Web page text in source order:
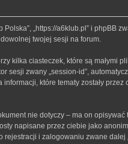
„https://a6klub.pl” i phpBB
dowolnej twojej sesji na forum.
kilka ciasteczek, które są małymi
sesji zwany „session-id”,
które tematy zostały przez
nie dotyczy – ma on
napisane przez ciebie jako
rejestracji i zalogowaniu zwane dalej